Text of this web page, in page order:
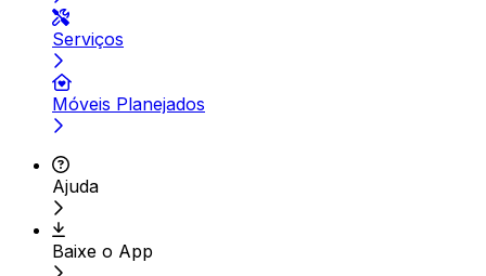
Serviços
Móveis Planejados
Ajuda
Baixe o App